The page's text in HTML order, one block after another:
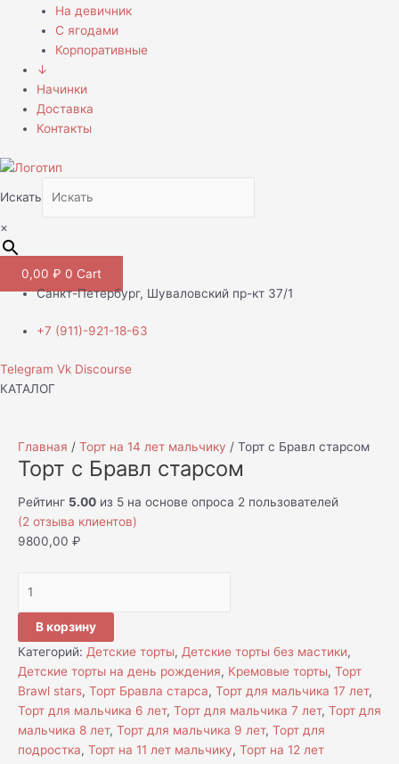
На девичник
С ягодами
Корпоративные
↓
Начинки
Доставка
Контакты
Искать
×
0,00 ₽ 0 Cart
Санкт-Петербург, Шуваловский пр-кт 37/1
+7 (911)-921-18-63
Telegram Vk Discourse
КАТАЛОГ
Главная / Торт на 14 лет мальчику / Торт с Бравл старсом
Торт с Бравл старсом
Рейтинг 5.00 из 5 на основе опроса 2 пользователей
(2 отзыва клиентов)
9800,00 ₽
В корзину
Категорий: Детские торты, Детские торты без мастики,
Детские торты на день рождения, Кремовые торты, Торт
Brawl stars, Торт Бравла старса, Торт для мальчика 17 лет,
Торт для мальчика 6 лет, Торт для мальчика 7 лет, Торт для
мальчика 8 лет, Торт для мальчика 9 лет, Торт для
подростка, Торт на 11 лет мальчику, Торт на 12 лет